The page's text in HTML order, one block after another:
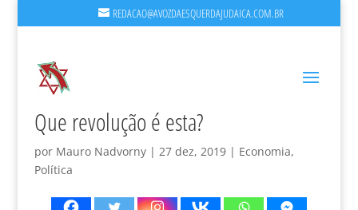
REDACAO@AVOZDAESQUERDAJUDAICA.COM.BR
Que revolução é esta?
por Mauro Nadvorny| 27 dez, 2019| Economia,
Política